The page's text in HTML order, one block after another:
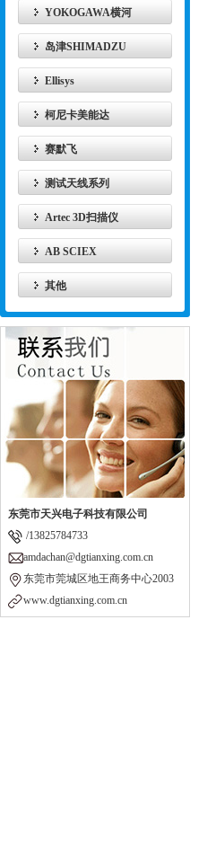
YOKOGAWA横河
岛津SHIMADZU
Ellisys
柯尼卡美能达
赛默飞
测试天线系列
Artec 3D扫描仪
AB SCIEX
其他
东莞市天兴电子科技有限公司
/13825784733
amdachan@dgtianxing.com.cn
东莞市莞城区地王商务中心2003
www.dgtianxing.com.cn